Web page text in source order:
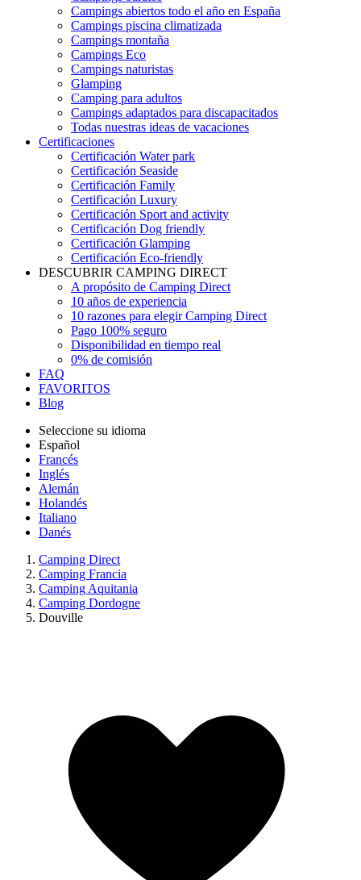
Campings abiertos todo el año en España
Campings piscina climatizada
Campings montaña
Campings Eco
Campings naturistas
Glamping
Camping para adultos
Campings adaptados para discapacitados
Todas nuestras ideas de vacaciones
Certificaciones
Certificación Water park
Certificación Seaside
Certificación Family
Certificación Luxury
Certificación Sport and activity
Certificación Dog friendly
Certificación Glamping
Certificación Eco-friendly
DESCUBRIR CAMPING DIRECT
A propósito de Camping Direct
10 años de experiencia
10 razones para elegir Camping Direct
Pago 100% seguro
Disponibilidad en tiempo real
0% de comisión
FAQ
FAVORITOS
Blog
Seleccione su idioma
Español
Francés
Inglés
Alemán
Holandés
Italiano
Danés
Camping Direct
Camping Francia
Camping Aquitania
Camping Dordogne
Douville